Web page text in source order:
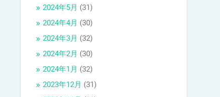
2024年5月 (31)
2024年4月 (30)
2024年3月 (32)
2024年2月 (30)
2024年1月 (32)
2023年12月 (31)